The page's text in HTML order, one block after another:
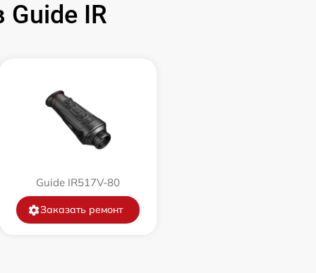
450 р
850 р
IR
Guide IR517V-80
Заказать ремонт